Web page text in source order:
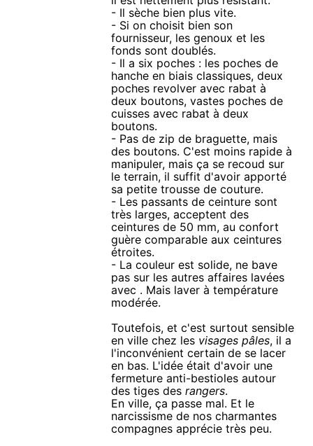
- Il sèche bien plus vite.
- Si on choisit bien son
fournisseur, les genoux et les
fonds sont doublés.
- Il a six poches : les poches de
hanche en biais classiques, deux
poches revolver avec rabat à
deux boutons, vastes poches de
cuisses avec rabat à deux
boutons.
- Pas de zip de braguette, mais
des boutons. C'est moins rapide à
manipuler, mais ça se recoud sur
le terrain, il suffit d'avoir apporté
sa petite trousse de couture.
- Les passants de ceinture sont
très larges, acceptent des
ceintures de 50 mm, au confort
guère comparable aux ceintures
étroites.
- La couleur est solide, ne bave
pas sur les autres affaires lavées
avec . Mais laver à température
modérée.
Toutefois, et c'est surtout sensible
en ville chez les visages pâles, il a
l'inconvénient certain de se lacer
en bas. L'idée était d'avoir une
fermeture anti-bestioles autour
des tiges desrangers.
En ville, ça passe mal. Et le
narcissisme de nos charmantes
compagnes apprécie très peu.